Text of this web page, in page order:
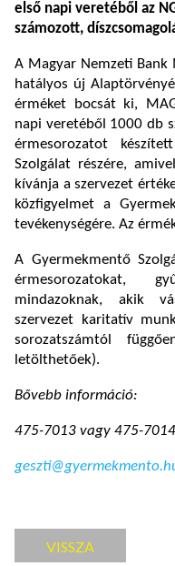
első napi veretéből az
számozott,
A Magyar Nemzeti Bank
hatályos új
érméket bocsát ki,
napi veretéből 1000 db
érmesorozatot
Szolgálat részére,
kívánja a szervezet
közfigyelmet a
tevékenységére. Az
A Gyermekmentő
érmesorozatokat,
mindazoknak, akik
szervezet karitatív
sorozatszámtól
letölthetőek).
Bővebb információ:
475-7013 vagy 475-7014
VISSZA